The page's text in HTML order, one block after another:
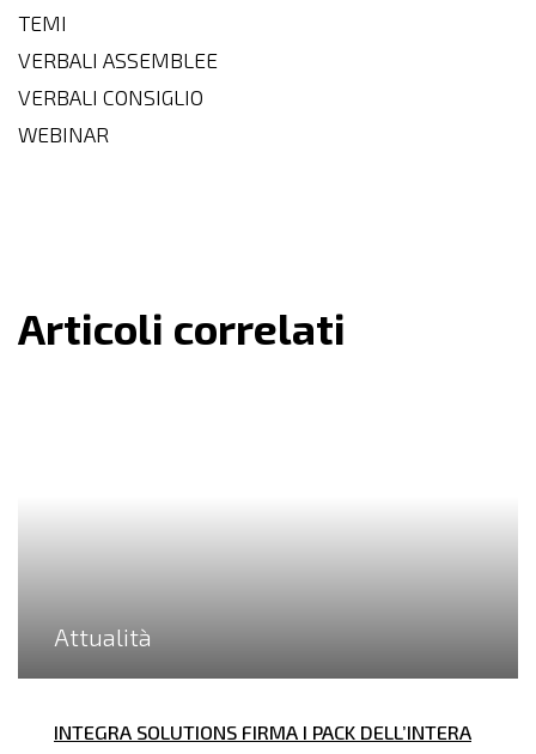
TEMI
VERBALI ASSEMBLEE
VERBALI CONSIGLIO
WEBINAR
Articoli correlati
Attualità
INTEGRA SOLUTIONS FIRMA I PACK DELL’INTERA